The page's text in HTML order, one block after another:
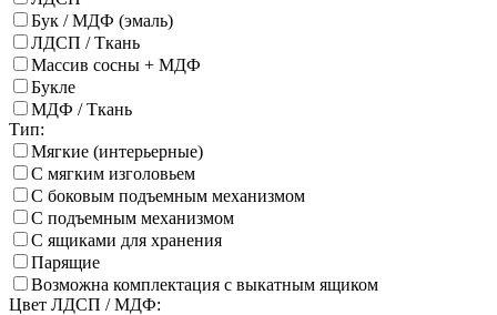
Бук / МДФ (эмаль)
ЛДСП / Ткань
Массив сосны + МДФ
Букле
МДФ / Ткань
Тип:
Мягкие (интерьерные)
С мягким изголовьем
С боковым подъемным механизмом
С подъемным механизмом
С ящиками для хранения
Парящие
Возможна комплектация с выкатным ящиком
Цвет ЛДСП / МДФ: